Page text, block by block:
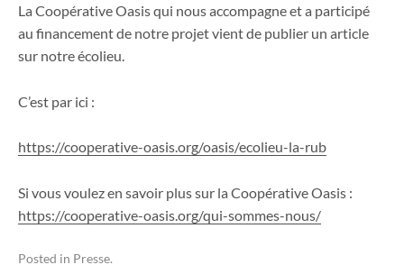
La Coopérative Oasis qui nous accompagne et a participé
au financement de notre projet vient de publier un article
sur notre écolieu.
C’est par ici :
https://cooperative-oasis.org/oasis/ecolieu-la-rub
Si vous voulez en savoir plus sur la Coopérative Oasis :
https://cooperative-oasis.org/qui-sommes-nous/
Posted in Presse.